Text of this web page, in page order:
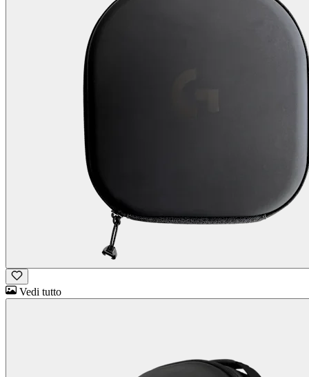
Vedi tutto